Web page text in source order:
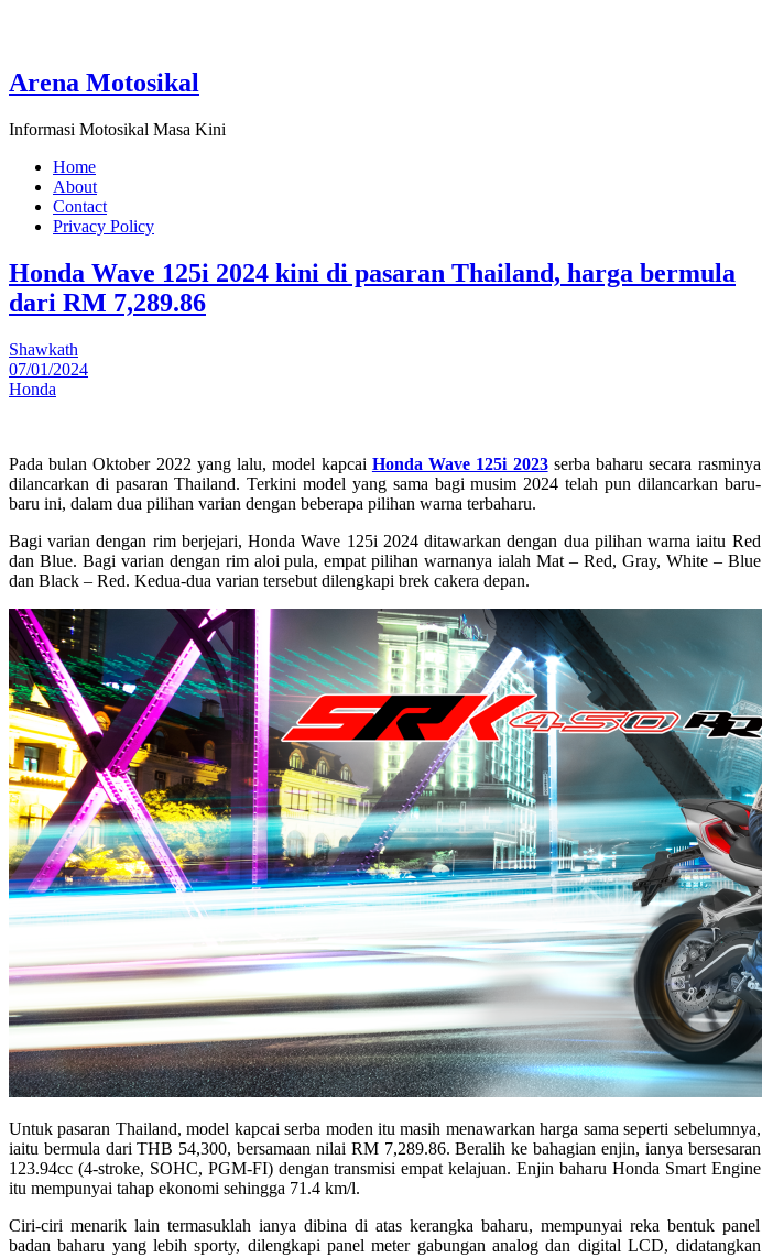
Arena Motosikal
Informasi Motosikal Masa Kini
Home
About
Contact
Privacy Policy
Honda Wave 125i 2024 kini di pasaran Thailand, harga bermula
dari RM 7,289.86
Shawkath
07/01/2024
Honda
Pada bulan Oktober 2022 yang lalu, model kapcai Honda Wave 125i 2023serba baharu secara rasminya
dilancarkan di pasaran Thailand. Terkini model yang sama bagi musim 2024 telah pun dilancarkan baru-
baru ini, dalam dua pilihan varian dengan beberapa pilihan warna terbaharu.
Bagi varian dengan rim berjejari, Honda Wave 125i 2024 ditawarkan dengan dua pilihan warna iaitu Red
dan Blue. Bagi varian dengan rim aloi pula, empat pilihan warnanya ialah Mat – Red, Gray, White – Blue
dan Black – Red. Kedua-dua varian tersebut dilengkapi brek cakera depan.
Untuk pasaran Thailand, model kapcai serba moden itu masih menawarkan harga sama seperti sebelumnya,
iaitu bermula dari THB 54,300, bersamaan nilai RM 7,289.86. Beralih ke bahagian enjin, ianya bersesaran
123.94cc (4-stroke, SOHC, PGM-FI) dengan transmisi empat kelajuan. Enjin baharu Honda Smart Engine
itu mempunyai tahap ekonomi sehingga 71.4 km/l.
Ciri-ciri menarik lain termasuklah ianya dibina di atas kerangka baharu, mempunyai reka bentuk panel
badan baharu yang lebih sporty, dilengkapi panel meter gabungan analog dan digital LCD, didatangkan